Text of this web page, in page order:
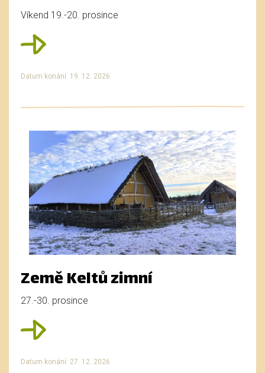
Víkend 19.-20. prosince
Datum konání: 19. 12. 2026
Země Keltů zimní
27.-30. prosince
Datum konání: 27. 12. 2026